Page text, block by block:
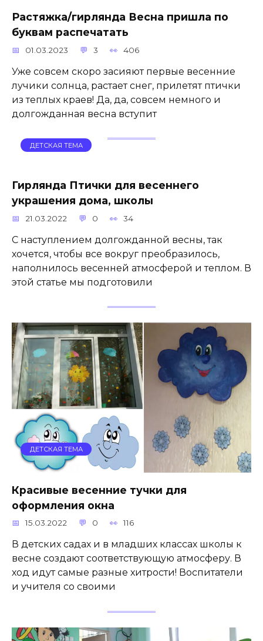
Растяжка/гирлянда Весна пришла по
буквам распечатать
01.03.2023 3 406
Уже совсем скоро засияют первые весенние
лучики солнца, растает снег, прилетят птички
из теплых краев! Да, да, совсем немного и
долгожданная весна вступит
ДЕТСКАЯ ТЕМА
Гирлянда Птички для весеннего
украшения дома, школы
21.03.2022 0 34
С наступлением долгожданной весны, так
хочется, чтобы все вокруг преобразилось,
наполнилось весенней атмосферой и теплом. В
этой статье мы подготовили
ДЕТСКАЯ ТЕМА
Красивые весенние тучки для
оформления окна
15.03.2022 0 116
В детских садах и в младших классах школы к
весне создают соответствующую атмосферу. В
ход идут самые разные хитрости! Воспитатели
и учителя со своими